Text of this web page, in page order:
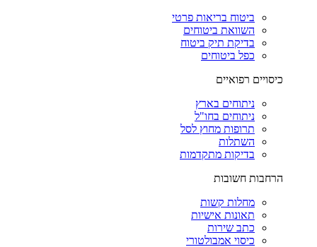
ביטוח בריאות פרטי
השוואת ביטוחים
בדיקת תיק ביטוח
כפל ביטוחים
כיסויים רפואיים
ניתוחים בארץ
ניתוחים בחו"ל
תרופות מחוץ לסל
השתלות
בדיקות מתקדמות
הרחבות חשובות
מחלות קשות
תאונות אישיות
כתב שירות
כיסוי אמבולטורי